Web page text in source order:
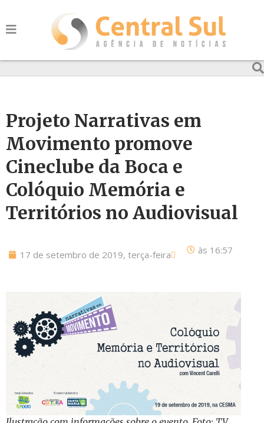
Projeto Narrativas em
Movimento promove
Cineclube da Boca e
Colóquio Memória e
Territórios no Audiovisual
17 de setembro de 2019, terça-feira às 16:57